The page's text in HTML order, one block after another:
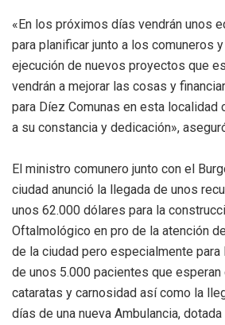
«En los próximos días vendrán unos
para planificar junto a los comuneros
ejecución de nuevos proyectos que
vendrán a mejorar las cosas y
para Díez Comunas en esta localidad
a su constancia y dedicación»,
El ministro comunero junto con el
ciudad anunció la llegada de unos
unos 62.000 dólares para la
Oftalmológico en pro de la atención
de la ciudad pero especialmente para
de unos 5.000 pacientes que esperan
cataratas y carnosidad así como la
días de una nueva Ambulancia,